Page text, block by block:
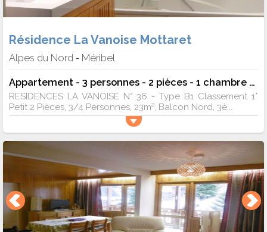
Résidence La Vanoise Mottaret
Alpes du Nord - Méribel
Appartement - 3 personnes - 2 pièces - 1 chambre - 23.00 m²
RESIDENCES LA VANOISE N° 36 - Type B1 Classement 1*
Petit 2 Pièces, 3/4 Personnes, 23m², Balcon Nord, 3è...